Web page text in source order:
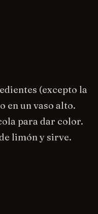
(excepto la
en un vaso alto.
para dar color.
limón y sirve.